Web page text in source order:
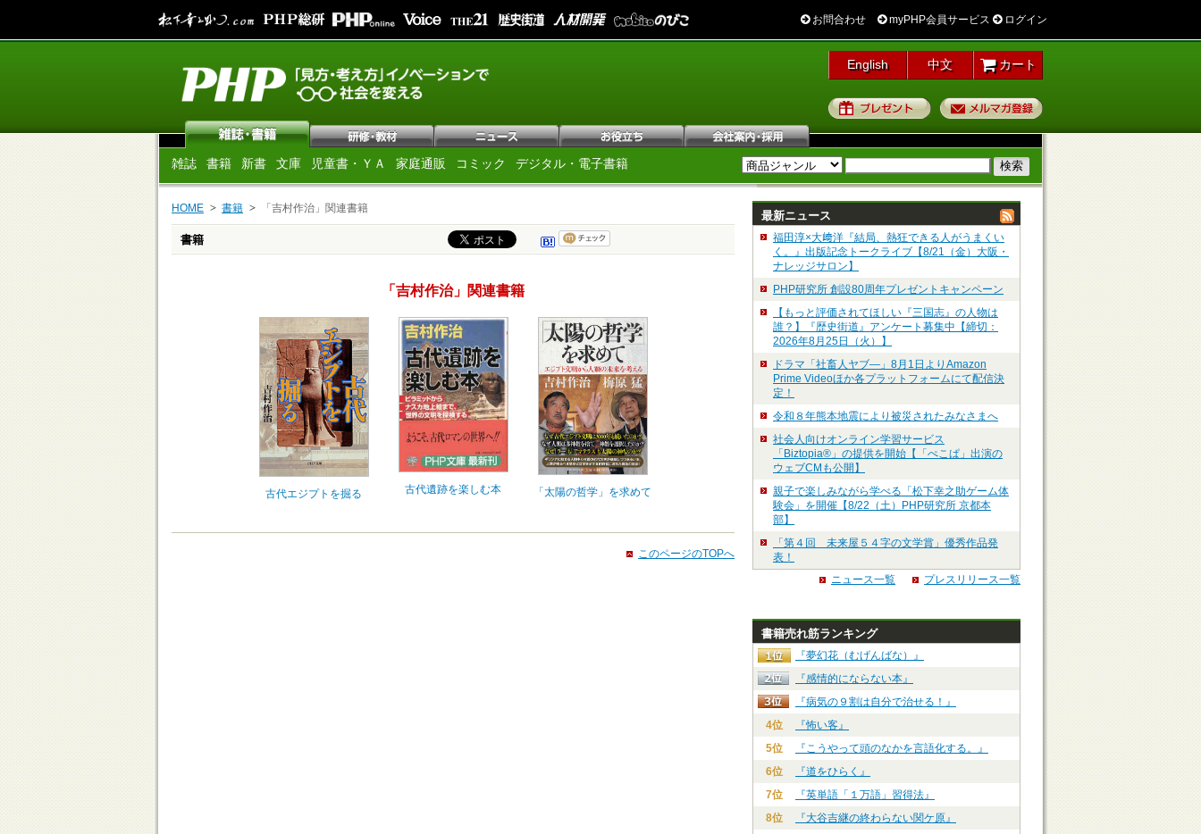
お問合わせ myPHP会員サービス ログイン
English 中文 カート
プレゼント
雑誌 書籍 新書 文庫 児童書・ＹＡ 家庭通販 コミック デジタル・電子書籍
HOME 書籍 「吉村作治」関連書籍
書籍
「吉村作治」関連書籍
古代エジプトを掘る 古代遺跡を楽しむ本 「太陽の哲学」を求めて
このページのTOPへ
最新ニュース
福田淳×大﨑洋『結局、熱狂できる人がうまくい
く。』出版記念トークライブ【8/21（金）大阪・
ナレッジサロン】
PHP研究所 創設80周年プレゼントキャンペーン
【もっと評価されてほしい『三国志』の人物は
誰？】『歴史街道』アンケート募集中【締切：
2026年8月25日（火）】
ドラマ「社畜人ヤブ―」8月1日よりAmazon
Prime Videoほか各プラットフォームにて配信決
定！
令和８年熊本地震により被災されたみなさまへ
社会人向けオンライン学習サービス
「Biztopia®」の提供を開始【「ぺこぱ」出演の
ウェブCMも公開】
親子で楽しみながら学べる「松下幸之助ゲーム体
験会」を開催【8/22（土）PHP研究所 京都本
部】
「第４回 未来屋５４字の文学賞」優秀作品発
表！
ニュース一覧
プレスリリース一覧
書籍売れ筋ランキング
『夢幻花（むげんばな）』
『感情的にならない本』
『病気の９割は自分で治せる！』
4位
『怖い客』
5位
『こうやって頭のなかを言語化する。』
6位
『道をひらく』
7位
『英単語「１万語」習得法』
8位
『大谷吉継の終わらない関ケ原』